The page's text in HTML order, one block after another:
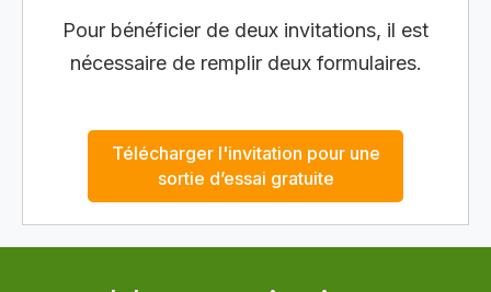
Pour bénéficier de deux invitations, il est
nécessaire de remplir deux formulaires.
Télécharger l'invitation pour une
sortie d’essai gratuite